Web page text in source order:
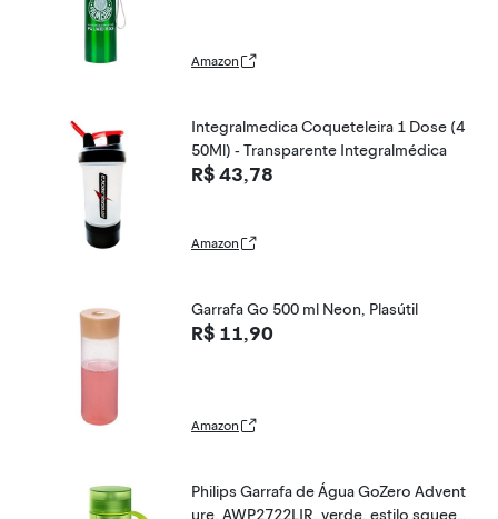
Amazon
Integralmedica Coqueteleira 1 Dose (4
50Ml) - Transparente Integralmédica
R$ 43,78
Amazon
Garrafa Go 500 ml Neon, Plasútil
R$ 11,90
Amazon
Philips Garrafa de Água GoZero Advent
ure, AWP2722LIR, verde, estilo squeez